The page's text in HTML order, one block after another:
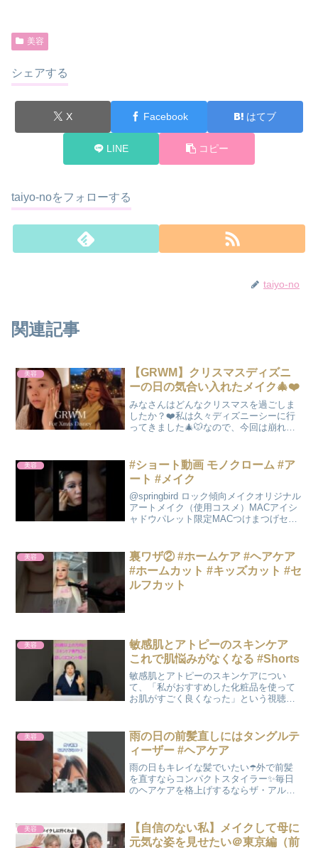
美容
シェアする
X Facebook はてブ
LINE コピー
taiyo-noをフォローする
taiyo-no
関連記事
美容
【GRWM】クリスマスディズニ
ーの日の気合い入れたメイク🎄❤️
みなさんはどんなクリスマスを過ごしま
したか？❤️私は久々ディズニーシーに行
ってきました🎄🐭なので、今回は崩れに
ィアーブラウンTIRTIRマスクフ...
美容
#ショート動画 モノクローム #ア
ート #メイク
@springbird ロック傾向メイクオリジナル
アートメイク（使用コスメ）MACアイシ
ャドウパレット限定MACつけまつげセザ
美容
裏ワザ② #ホームケア #ヘアケア
#ホームカット #キッズカット #セ
ルフカット
美容
敏感肌とアトピーのスキンケア
これで肌悩みがなくなる #Shorts
敏感肌とアトピーのスキンケアについ
て、「私がおすすめした化粧品を使って
お肌がすごく良くなった」という視聴者
おすすめしたモイストゲルプラスという
化粧品を使ったところ、敏感...
美容
雨の日の前髪直しにはタングルテ
ィーザー #ヘアケア
雨の日もキレイな髪でいたい☂️外で前髪
を直すならコンパクトスタイラー✨毎日
のヘアケアを格上げするならザ・アルテ
ー#ヘアブラシ
美容
【自信のない私】メイクして母に
元気な姿を見せたい＠東京編（前